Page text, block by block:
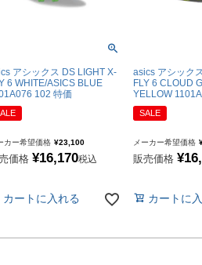
アシックス DS LIGHT X-
6 WHITE/ASICS BLUE
102 特価
カー希望価格 ¥23,100
価格 ¥16,170税込
カートに入れる
asics アシック
FLY 6 CLOUD
YELLOW
SALE
メーカー希望価格
販売価格 ¥
カートに